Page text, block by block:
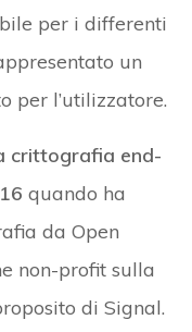
per i differenti
un
per l’utilizzatore.
crittografia end-
quando ha
da Open
non-profit sulla
di Signal.